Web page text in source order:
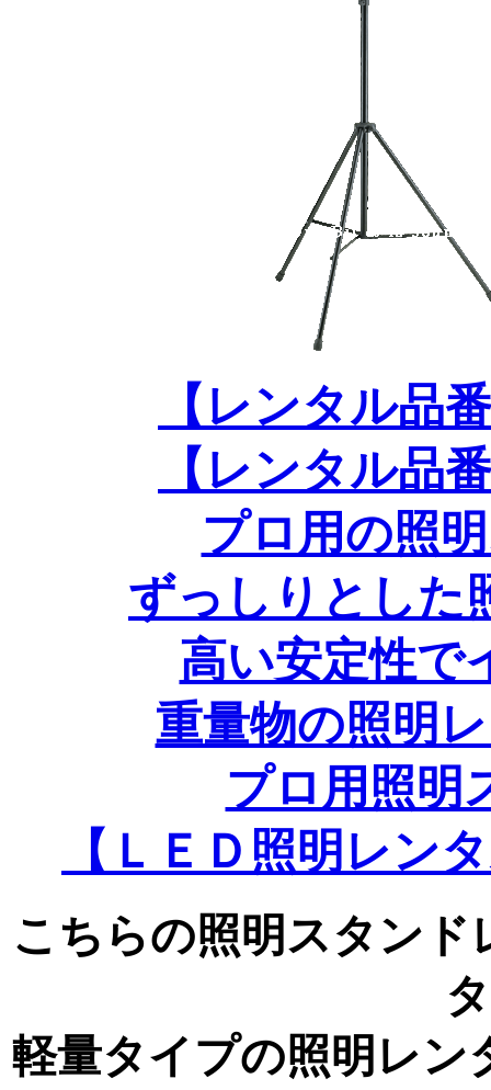
【レンタル品
【レンタル品
プロ用の照
ずっしりとした
高い安定性で
重量物の照明
プロ用照明
【ＬＥＤ照明レン
こちらの照明スタン
軽量タイプの照明レン